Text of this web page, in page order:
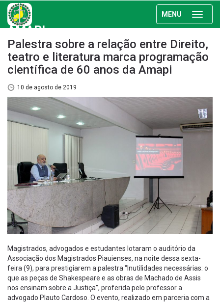
MENU
AMAPI
Palestra sobre a relação entre Direito,
teatro e literatura marca programação
científica de 60 anos da Amapi
10 de agosto de 2019
Magistrados, advogados e estudantes lotaram o auditório da
Associação dos Magistrados Piauienses, na noite dessa sexta-
feira (9), para prestigiarem a palestra “Inutilidades necessárias: o
que as peças de Shakespeare e as obras de Machado de Assis
nos ensinam sobre a Justiça”, proferida pelo professor a
advogado Plauto Cardoso. O evento, realizado em parceria com a